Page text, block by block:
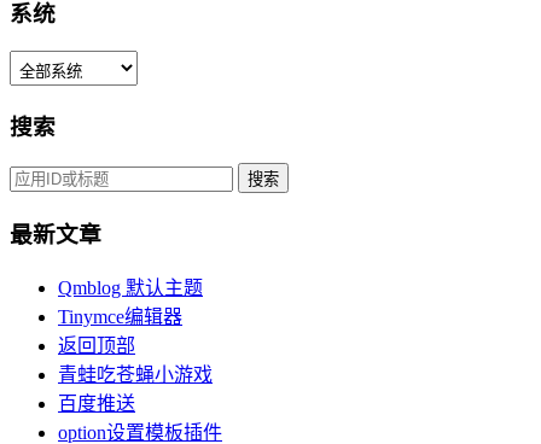
系统
搜索
最新文章
Qmblog 默认主题
Tinymce编辑器
返回顶部
青蛙吃苍蝇小游戏
百度推送
option设置模板插件